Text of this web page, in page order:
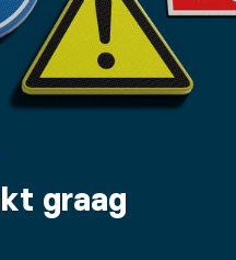
graag